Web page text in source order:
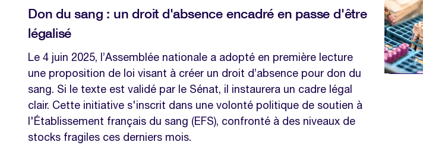
Don du sang : un droit d'absence encadré en passe d'être
légalisé
Le 4 juin 2025, l’Assemblée nationale a adopté en première lecture
une proposition de loi visant à créer un droit d’absence pour don du
sang. Si le texte est validé par le Sénat, il instaurera un cadre légal
clair. Cette initiative s'inscrit dans une volonté politique de soutien à
l'Établissement français du sang (EFS), confronté à des niveaux de
stocks fragiles ces derniers mois.